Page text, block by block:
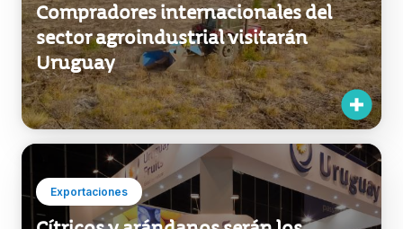
Compradores internacionales del
sector agroindustrial visitarán
Uruguay
Exportaciones